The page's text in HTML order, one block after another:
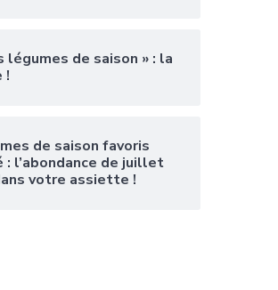
légumes de saison » : la
!
de saison favoris
: l’abondance de juillet
votre assiette !